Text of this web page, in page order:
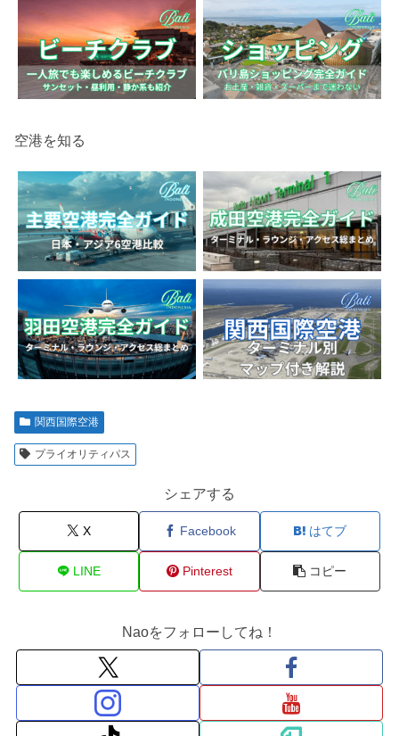
空港を知る
関西国際空港
プライオリティパス
シェアする
X Facebook はてブ
LINE Pinterest コピー
Naoをフォローしてね！